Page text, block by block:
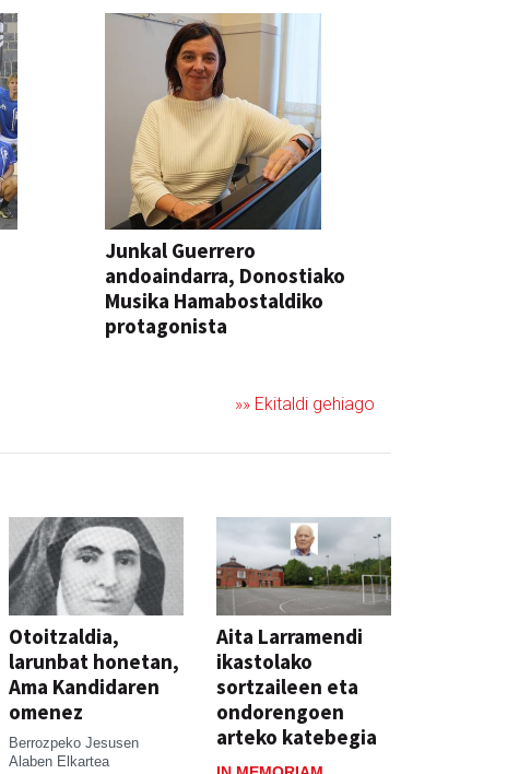
Junkal Guerrero
andoaindarra, Donostiako
Musika Hamabostaldiko
protagonista
»» Ekitaldi gehiago
Otoitzaldia,
larunbat honetan,
Ama Kandidaren
omenez
Berrozpeko Jesusen
Alaben Elkartea
Aita Larramendi
ikastolako
sortzaileen eta
ondorengoen
arteko katebegia